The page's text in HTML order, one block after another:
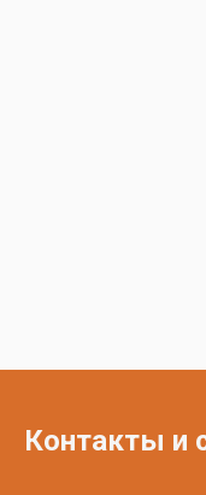
Контакты и